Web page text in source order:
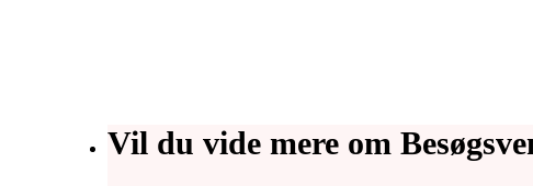
Vil du vide mere om